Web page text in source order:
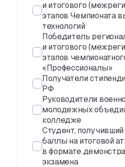
и итогового
этапов Чемпионата
технологий
Победитель
и итогового
этапов
«Профессионалы»
Получатели
РФ
Руководители
молодежных
колледже
Студент,
баллы на итоговой
в формате
экзамена